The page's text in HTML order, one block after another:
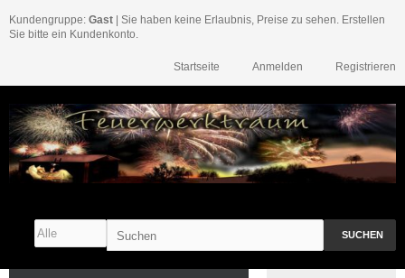
Kundengruppe: Gast | Sie haben keine Erlaubnis, Preise zu sehen. Erstellen
Sie bitte ein Kundenkonto.
Registrieren
Anmelden
Startseite
SUCHEN